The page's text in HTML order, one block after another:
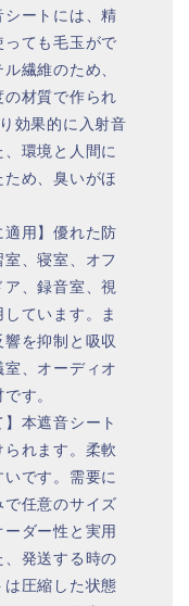
シートには、精
ても毛玉がで
繊維のため、
材質で作られ
効果的に入射音
環境と人間に
め、臭いがほ
適用】優れた防
、寝室、オフ
、録音室、視
ています。ま
を抑制と吸収
、オーディオ
す。
】本遮音シート
れます。柔軟
です。需要に
で任意のサイズ
ダー性と実用
発送する時の
圧縮した状態